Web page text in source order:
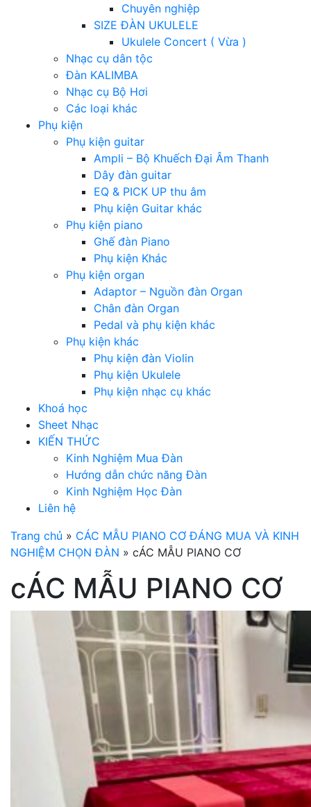
Chuyên nghiệp
SIZE ĐÀN UKULELE
Ukulele Concert ( Vừa )
Nhạc cụ dân tộc
Đàn KALIMBA
Nhạc cụ Bộ Hơi
Các loại khác
Phụ kiện
Phụ kiện guitar
Ampli – Bộ Khuếch Đại Âm Thanh
Dây đàn guitar
EQ & PICK UP thu âm
Phụ kiện Guitar khác
Phụ kiện piano
Ghế đàn Piano
Phụ kiện Khác
Phụ kiện organ
Adaptor – Nguồn đàn Organ
Chân đàn Organ
Pedal và phụ kiện khác
Phụ kiện khác
Phụ kiện đàn Violin
Phụ kiện Ukulele
Phụ kiện nhạc cụ khác
Khoá học
Sheet Nhạc
KIẾN THỨC
Kinh Nghiệm Mua Đàn
Hướng dẫn chức năng Đàn
Kinh Nghiệm Học Đàn
Liên hệ
Trang chủ » CÁC MẪU PIANO CƠ ĐÁNG MUA VÀ KINH
NGHIỆM CHỌN ĐÀN » cÁC MẪU PIANO CƠ
cÁC MẪU PIANO CƠ